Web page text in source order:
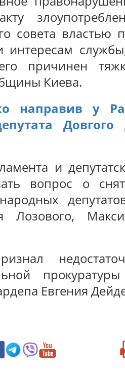
совета властью
интересам
причинен
Киева.
направив у
Довгого
и
вопрос о
Лозового,
Евгения